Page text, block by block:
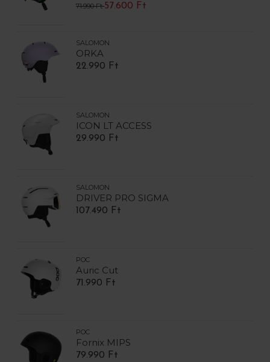
71.990 Ft57.600 Ft
SALOMON
ORKA
22.990 Ft
SALOMON
ICON LT ACCESS
29.990 Ft
SALOMON
DRIVER PRO SIGMA
107.490 Ft
POC
Auric Cut
71.990 Ft
POC
Fornix MIPS
79.990 Ft